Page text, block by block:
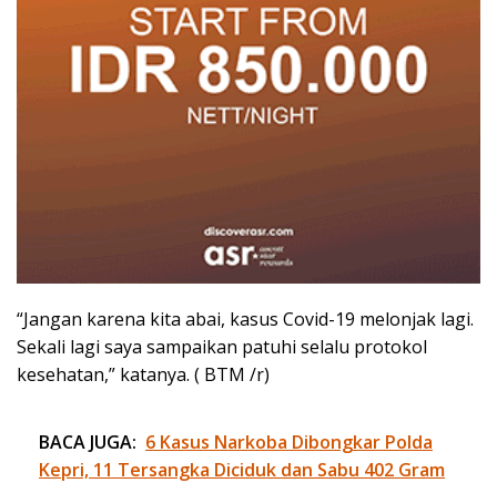
“Jangan karena kita abai, kasus Covid-19 melonjak lagi.
Sekali lagi saya sampaikan patuhi selalu protokol
kesehatan,” katanya. ( BTM /r)
BACA JUGA: 6 Kasus Narkoba Dibongkar Polda
Kepri, 11 Tersangka Diciduk dan Sabu 402 Gram